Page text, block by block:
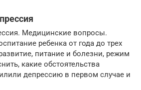
Медицинские вопросы.
ребенка от года до трех
питание и болезни, режим
какие обстоятельства
депрессию в первом случае и